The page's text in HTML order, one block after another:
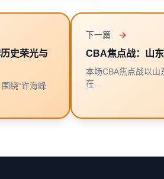
史荣光与
绕“许海峰
下一篇
CBA焦点战：山
本场CBA焦点战以山
在...